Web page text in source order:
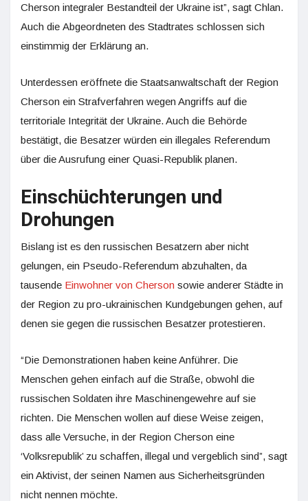
Cherson integraler Bestandteil der Ukraine ist”, sagt Chlan.
Auch die Abgeordneten des Stadtrates schlossen sich
einstimmig der Erklärung an.
Unterdessen eröffnete die Staatsanwaltschaft der Region
Cherson ein Strafverfahren wegen Angriffs auf die
territoriale Integrität der Ukraine. Auch die Behörde
bestätigt, die Besatzer würden ein illegales Referendum
über die Ausrufung einer Quasi-Republik planen.
Einschüchterungen und
Drohungen
Bislang ist es den russischen Besatzern aber nicht
gelungen, ein Pseudo-Referendum abzuhalten, da
tausende Einwohner von Cherson sowie anderer Städte in
der Region zu pro-ukrainischen Kundgebungen gehen, auf
denen sie gegen die russischen Besatzer protestieren.
“Die Demonstrationen haben keine Anführer. Die
Menschen gehen einfach auf die Straße, obwohl die
russischen Soldaten ihre Maschinengewehre auf sie
richten. Die Menschen wollen auf diese Weise zeigen,
dass alle Versuche, in der Region Cherson eine
‘Volksrepublik’ zu schaffen, illegal und vergeblich sind”, sagt
ein Aktivist, der seinen Namen aus Sicherheitsgründen
nicht nennen möchte.